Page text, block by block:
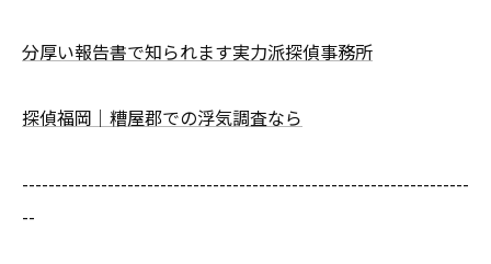
分厚い報告書で知られます実力派探偵事務所
探偵福岡｜糟屋郡での浮気調査なら
--------------------------------------------------------------------
--